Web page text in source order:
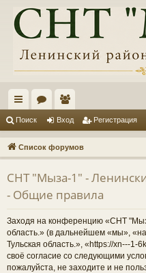
с
ы
лк
и
ум
ы
ол
ьз
ов
ат
ел
и
Поиск Вход Регистрация
Список форумов
СНТ "Мыза-1" -
- Общие правила
Заходя на конференцию «СНТ
область.» (в дальнейшем «мы»,
Тульская область.», «https://xn---
своё согласие со следующими
пожалуйста, не заходите и не